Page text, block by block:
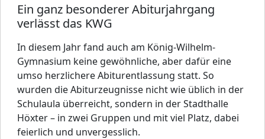
Ein ganz besonderer Abiturjahrgang
verlässt das KWG
In diesem Jahr fand auch am König-Wilhelm-
Gymnasium keine gewöhnliche, aber dafür eine
umso herzlichere Abiturentlassung statt. So
wurden die Abiturzeugnisse nicht wie üblich in der
Schulaula überreicht, sondern in der Stadthalle
Höxter – in zwei Gruppen und mit viel Platz, dabei
feierlich und unvergesslich.